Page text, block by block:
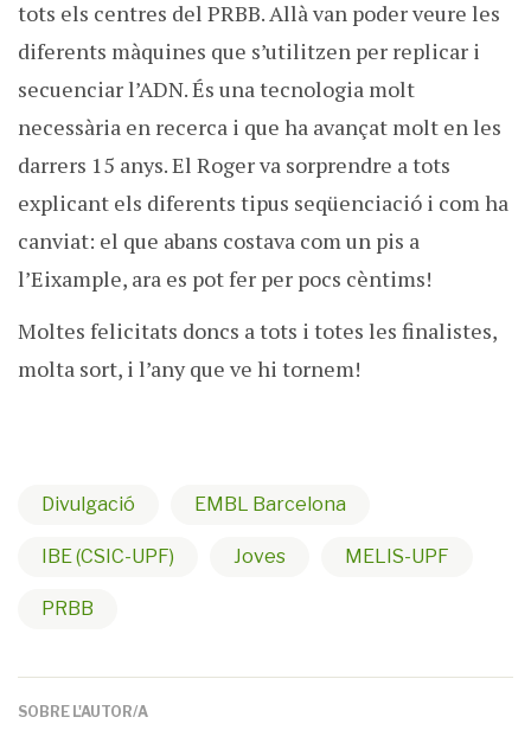
tots els centres del PRBB. Allà van poder veure les
diferents màquines que s’utilitzen per replicar i
secuenciar l’ADN. És una tecnologia molt
necessària en recerca i que ha avançat molt en les
darrers 15 anys. El Roger va sorprendre a tots
explicant els diferents tipus seqüenciació i com ha
canviat: el que abans costava com un pis a
l’Eixample, ara es pot fer per pocs cèntims!
Moltes felicitats doncs a tots i totes les finalistes,
molta sort, i l’any que ve hi tornem!
Divulgació EMBL Barcelona
IBE (CSIC-UPF) Joves MELIS-UPF
PRBB
SOBRE L'AUTOR/A